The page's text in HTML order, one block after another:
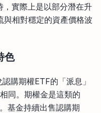
實際上是以部分潛在升
與相對穩定的資產價格波
色
購期權ETF的「派息」
同。期權金是這類的
基金持續出售認購期